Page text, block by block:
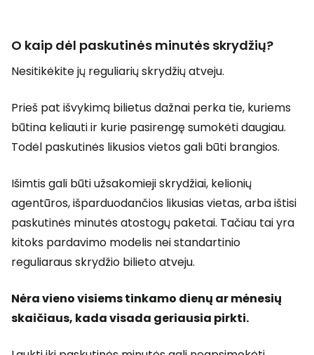
O kaip dėl paskutinės minutės skrydžių?
Nesitikėkite jų reguliarių skrydžių atveju.
Prieš pat išvykimą bilietus dažnai perka tie, kuriems
būtina keliauti ir kurie pasirengę sumokėti daugiau.
Todėl paskutinės likusios vietos gali būti brangios.
Išimtis gali būti užsakomieji skrydžiai, kelionių
agentūros, išparduodančios likusias vietas, arba ištisi
paskutinės minutės atostogų paketai. Tačiau tai yra
kitoks pardavimo modelis nei standartinio
reguliaraus skrydžio bilieto atveju.
Nėra vieno visiems tinkamo dienų ar mėnesių
skaičiaus, kada visada geriausia pirkti.